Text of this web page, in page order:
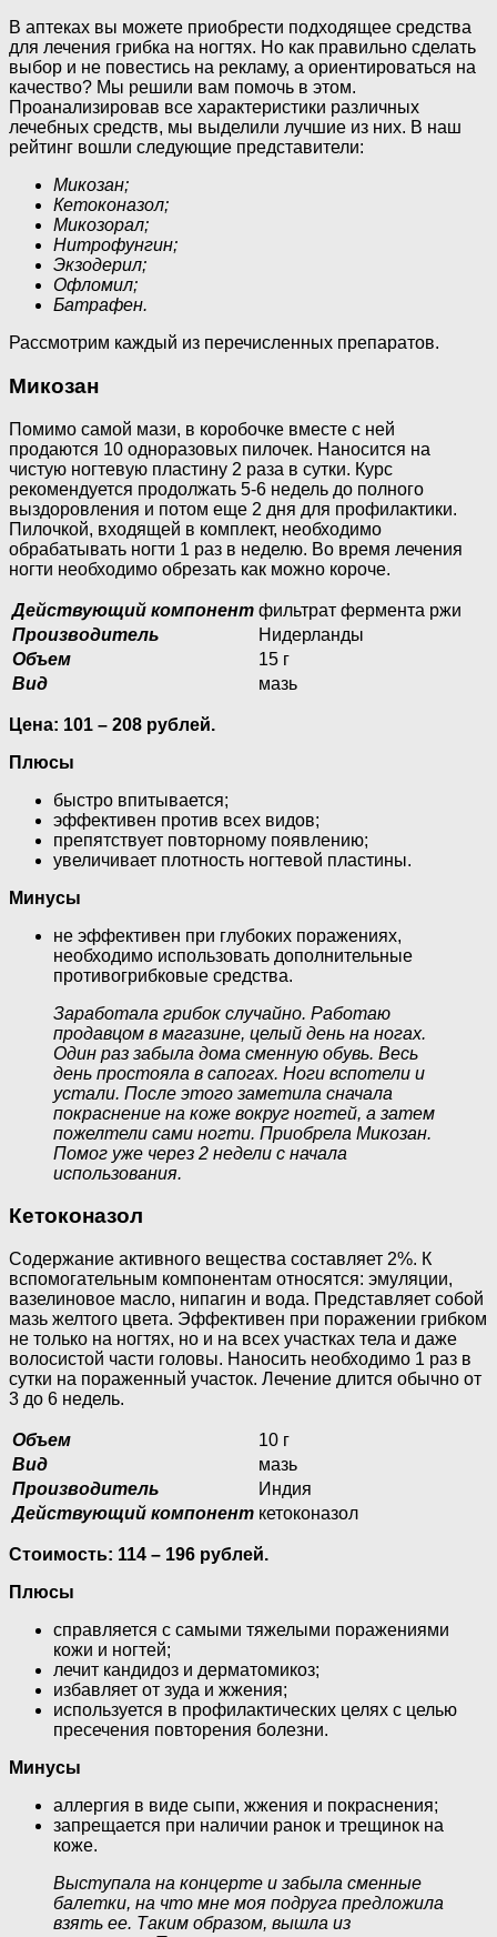
В аптеках вы можете приобрести подходящее средства
для лечения грибка на ногтях. Но как правильно сделать
выбор и не повестись на рекламу, а ориентироваться на
качество? Мы решили вам помочь в этом.
Проанализировав все характеристики различных
лечебных средств, мы выделили лучшие из них. В наш
рейтинг вошли следующие представители:
Микозан;
Кетоконазол;
Микозорал;
Нитрофунгин;
Экзодерил;
Офломил;
Батрафен.
Рассмотрим каждый из перечисленных препаратов.
Микозан
Помимо самой мази, в коробочке вместе с ней
продаются 10 одноразовых пилочек. Наносится на
чистую ногтевую пластину 2 раза в сутки. Курс
рекомендуется продолжать 5-6 недель до полного
выздоровления и потом еще 2 дня для профилактики.
Пилочкой, входящей в комплект, необходимо
обрабатывать ногти 1 раз в неделю. Во время лечения
ногти необходимо обрезать как можно короче.
Действующий компонент фильтрат фермента ржи
Производитель
Нидерланды
Объем
15 г
Вид
мазь
Цена: 101 – 208 рублей.
Плюсы
быстро впитывается;
эффективен против всех видов;
препятствует повторному появлению;
увеличивает плотность ногтевой пластины.
Минусы
не эффективен при глубоких поражениях,
необходимо использовать дополнительные
противогрибковые средства.
Заработала грибок случайно. Работаю
продавцом в магазине, целый день на ногах.
Один раз забыла дома сменную обувь. Весь
день простояла в сапогах. Ноги вспотели и
устали. После этого заметила сначала
покраснение на коже вокруг ногтей, а затем
пожелтели сами ногти. Приобрела Микозан.
Помог уже через 2 недели с начала
использования.
Кетоконазол
Содержание активного вещества составляет 2%. К
вспомогательным компонентам относятся: эмуляции,
вазелиновое масло, нипагин и вода. Представляет собой
мазь желтого цвета. Эффективен при поражении грибком
не только на ногтях, но и на всех участках тела и даже
волосистой части головы. Наносить необходимо 1 раз в
сутки на пораженный участок. Лечение длится обычно от
3 до 6 недель.
Объем
10 г
Вид
мазь
Производитель
Индия
Действующий компонент кетоконазол
Стоимость: 114 – 196 рублей.
Плюсы
справляется с самыми тяжелыми поражениями
кожи и ногтей;
лечит кандидоз и дерматомикоз;
избавляет от зуда и жжения;
используется в профилактических целях с целью
пресечения повторения болезни.
Минусы
аллергия в виде сыпи, жжения и покраснения;
запрещается при наличии ранок и трещинок на
коже.
Выступала на концерте и забыла сменные
балетки, на что мне моя подруга предложила
взять ее. Таким образом, вышла из